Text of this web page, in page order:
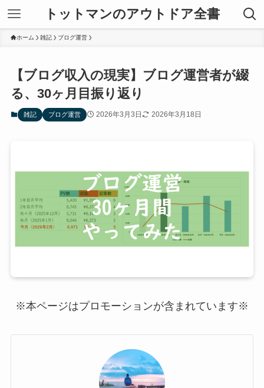
トットマンのアウトドア全書
ホーム 雑記 ブログ運営
【ブログ収入の現実】ブログ運営者が綴
る、30ヶ月目振り返り
雑記 ブログ運営 2026年3月3日 2026年3月18日
※本ページはプロモーションが含まれています※